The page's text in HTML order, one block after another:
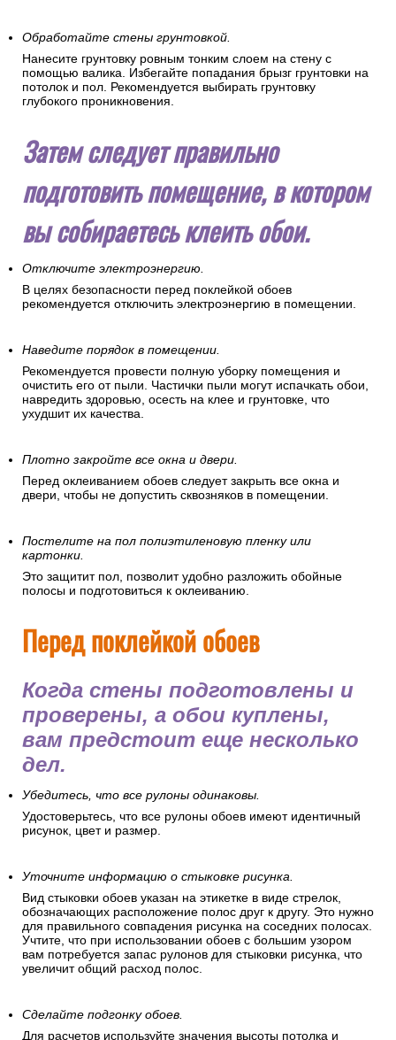
Обработайте стены грунтовкой.
Нанесите грунтовку ровным тонким слоем на стену с
помощью валика. Избегайте попадания брызг грунтовки на
потолок и пол. Рекомендуется выбирать грунтовку
глубокого проникновения.
Затем следует правильно
подготовить помещение, в котором
вы собираетесь клеить обои.
Отключите электроэнергию.
В целях безопасности перед поклейкой обоев
рекомендуется отключить электроэнергию в помещении.
Наведите порядок в помещении.
Рекомендуется провести полную уборку помещения и
очистить его от пыли. Частички пыли могут испачкать обои,
навредить здоровью, осесть на клее и грунтовке, что
ухудшит их качества.
Плотно закройте все окна и двери.
Перед оклеиванием обоев следует закрыть все окна и
двери, чтобы не допустить сквозняков в помещении.
Постелите на пол полиэтиленовую пленку или
картонки.
Это защитит пол, позволит удобно разложить обойные
полосы и подготовиться к оклеиванию.
Перед поклейкой обоев
Когда стены подготовлены и
проверены, а обои куплены,
вам предстоит еще несколько
дел.
Убедитесь, что все рулоны одинаковы.
Удостоверьтесь, что все рулоны обоев имеют идентичный
рисунок, цвет и размер.
Уточните информацию о стыковке рисунка.
Вид стыковки обоев указан на этикетке в виде стрелок,
обозначающих расположение полос друг к другу. Это нужно
для правильного совпадения рисунка на соседних полосах.
Учтите, что при использовании обоев с большим узором
вам потребуется запас рулонов для стыковки рисунка, что
увеличит общий расход полос.
Сделайте подгонку обоев.
Для расчетов используйте значения высоты потолка и